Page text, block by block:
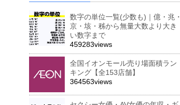
数字の単位一覧(少数も)｜億・兆・
京・垓・秭から無量大数より大き
い数字まで
459283views
全国イオンモール売り場面積ラン
キング【全153店舗】
364563views